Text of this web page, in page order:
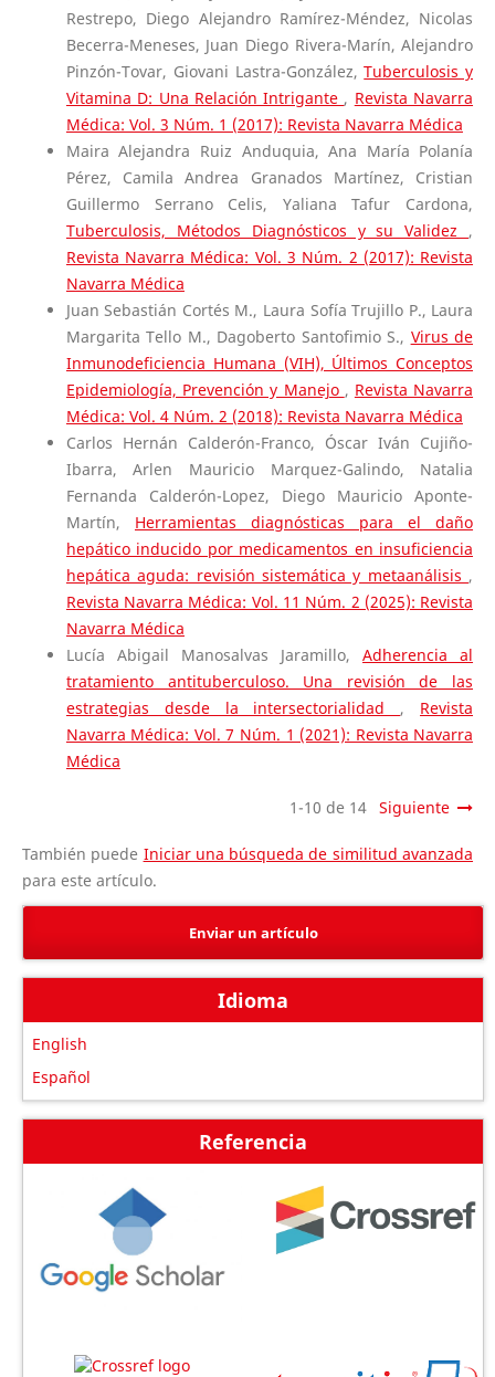
Restrepo, Diego Alejandro Ramírez-Méndez, Nicolas
Becerra-Meneses, Juan Diego Rivera-Marín, Alejandro
Pinzón-Tovar, Giovani Lastra-González,Tuberculosis y
Vitamina D: Una Relación Intrigante , Revista Navarra
Médica: Vol. 3 Núm. 1 (2017): Revista Navarra Médica
Maira Alejandra Ruiz Anduquia, Ana María Polanía
Pérez, Camila Andrea Granados Martínez, Cristian
Guillermo Serrano Celis, Yaliana Tafur Cardona,
Tuberculosis, Métodos Diagnósticos y su Validez ,
Revista Navarra Médica: Vol. 3 Núm. 2 (2017): Revista
Navarra Médica
Juan Sebastián Cortés M., Laura Sofía Trujillo P., Laura
Margarita Tello M., Dagoberto Santofimio S., Virus de
Inmunodeficiencia Humana (VIH), Últimos Conceptos
Epidemiología, Prevención y Manejo , Revista Navarra
Médica: Vol. 4 Núm. 2 (2018): Revista Navarra Médica
Carlos Hernán Calderón-Franco, Óscar Iván Cujiño-
Ibarra, Arlen Mauricio Marquez-Galindo, Natalia
Fernanda Calderón-Lopez, Diego Mauricio Aponte-
Martín, Herramientas diagnósticas para el daño
hepático inducido por medicamentos en insuficiencia
hepática aguda: revisión sistemática y metaanálisis ,
Revista Navarra Médica: Vol. 11 Núm. 2 (2025): Revista
Navarra Médica
Lucía Abigail Manosalvas Jaramillo,Adherencia al
tratamiento antituberculoso. Una revisión de las
estrategias desde la intersectorialidad , Revista
Navarra Médica: Vol. 7 Núm. 1 (2021): Revista Navarra
Médica
1-10 de 14 Siguiente
También puede Iniciar una búsqueda de similitud avanzada
para este artículo.
Enviar un artículo
Idioma
English
Español
Referencia